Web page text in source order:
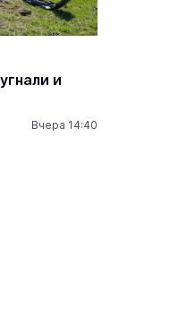
и
Вчера 14:40